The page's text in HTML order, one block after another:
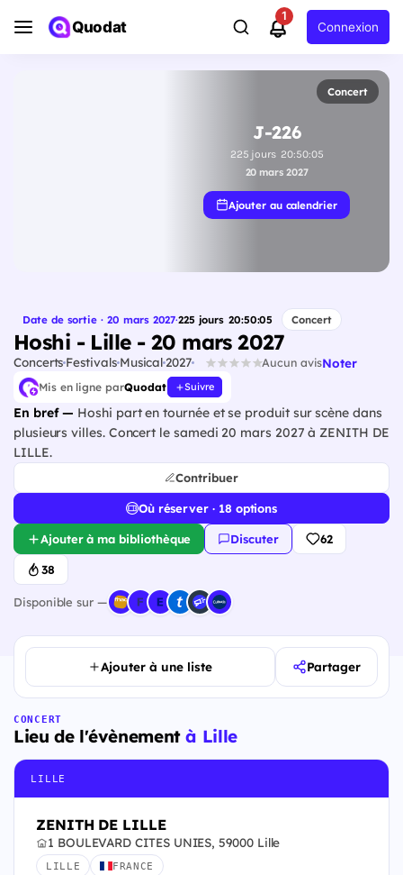
Quodat
1
Connexion
Concert
J-226
225 jours 20:50:04
20 mars 2027
Ajouter au calendrier
Date de sortie · 20 mars 2027·225 jours 20:50:04 Concert
Hoshi - Lille - 20 mars 2027
Concerts FestivalsMusical 2027 Aucun avisNoter
Mis en ligne parQuodat Suivre
En bref — Hoshi part en tournée et se produit sur scène dans
plusieurs villes. Concert le samedi 20 mars 2027 à ZENITH DE
LILLE.
Contribuer
Où réserver · 18 options
Ajouter à ma bibliothèque Discuter 62
38
Disponible sur —
Ajouter à une liste Partager
CONCERT
Lieu de l'évènementà Lille
LILLE
ZENITH DE LILLE
1 BOULEVARD CITES UNIES, 59000 Lille
LILLE FRANCE